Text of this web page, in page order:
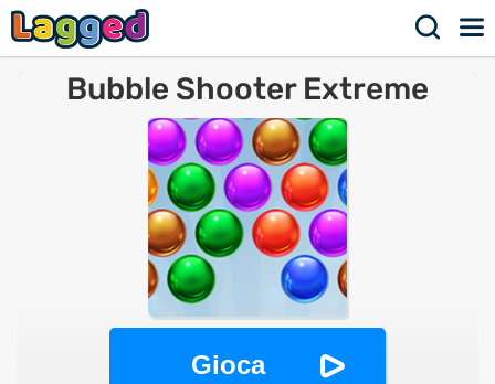
Bubble Shooter Extreme
Gioca